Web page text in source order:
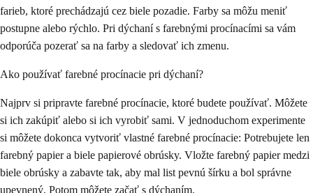
farieb, ktoré prechádzajú cez biele pozadie. Farby sa môžu meniť
postupne alebo rýchlo. Pri dýchaní s farebnými procínacími sa vám
odporúča pozerať sa na farby a sledovať ich zmenu.
Ako používať farebné procínacie pri dýchaní?
Najprv si pripravte farebné procínacie, ktoré budete používať. Môžete
si ich zakúpiť alebo si ich vyrobiť sami. V jednoduchom experimente
si môžete dokonca vytvoriť vlastné farebné procínacie: Potrebujete len
farebný papier a biele papierové obrúsky. Vložte farebný papier medzi
biele obrúsky a zabavte tak, aby mal list pevnú šírku a bol správne
upevnený. Potom môžete začať s dýchaním.